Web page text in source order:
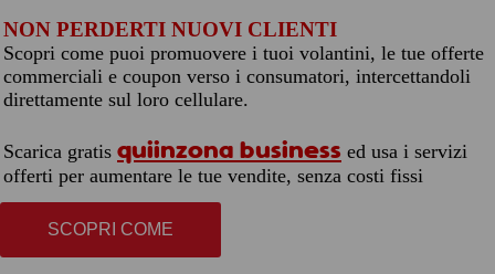
NON PERDERTI NUOVI CLIENTI
Scopri come puoi promuovere i tuoi volantini, le tue offerte
commerciali e coupon verso i consumatori, intercettandoli
direttamente sul loro cellulare.
Scarica gratis quiinzona business ed usa i servizi
offerti per aumentare le tue vendite, senza costi fissi
SCOPRI COME